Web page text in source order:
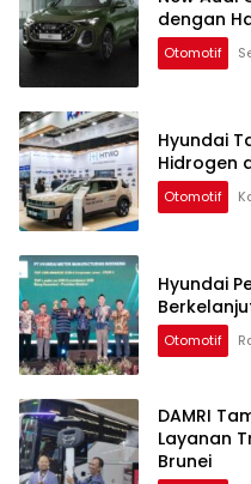
dengan
Otomotif
Hyundai
Hidrogen
Otomotif
Hyundai
Otomotif
DAMRI
Layanan
Brunei